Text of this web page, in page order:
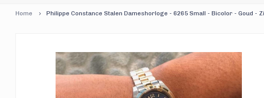
Home Philippe Constance Stalen Dameshorloge - 6265 Small - Bicolor - Goud -